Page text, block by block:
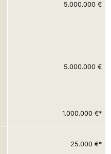
5.000.000 €
5.000.000 €
1.000.000 €*
25.000 €*